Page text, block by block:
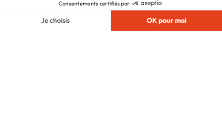
Plan du site